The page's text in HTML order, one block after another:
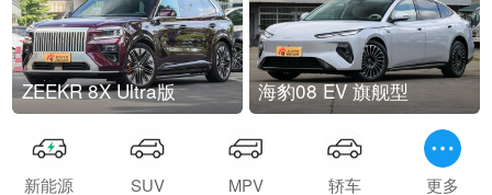
ZEEKR 8X Ultra版 海豹08 EV 旗舰型
新能源 SUV MPV 轿车 更多